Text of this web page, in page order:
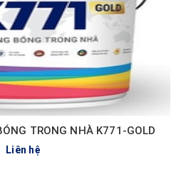
TRONG NHÀ K771-GOLD
Liên hệ